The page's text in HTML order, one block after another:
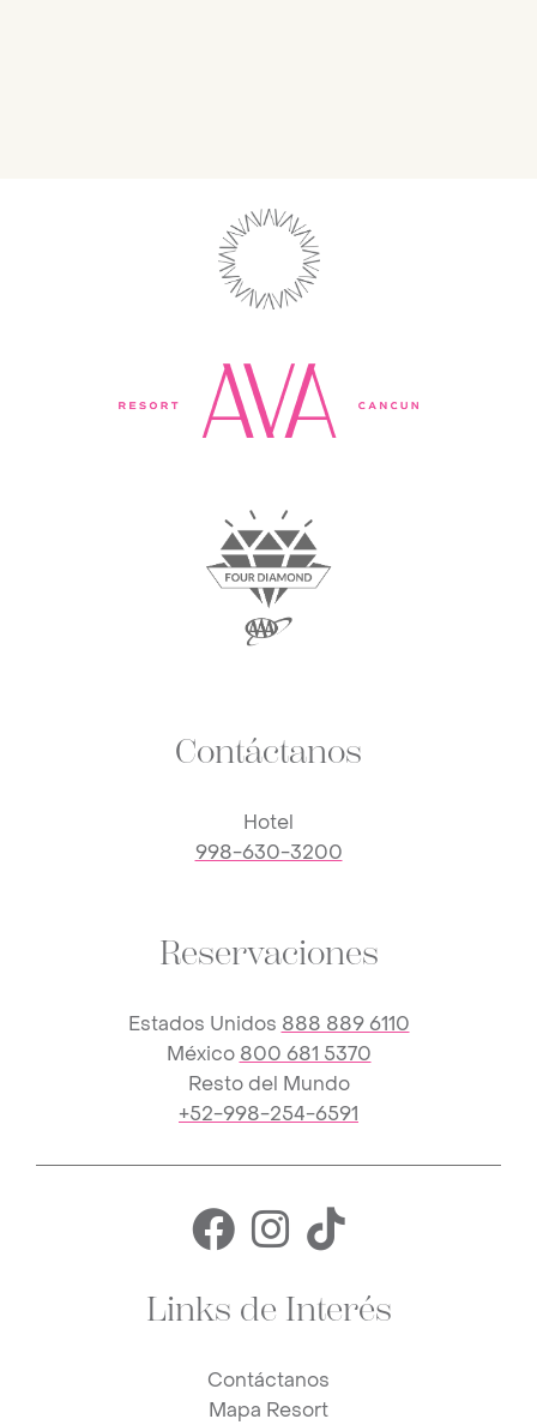
Contáctanos
Hotel
998-630-3200
Reservaciones
Estados Unidos 888 889 6110
México 800 681 5370
Resto del Mundo
+52-998-254-6591
Facebook for
Instagram
TikTok
Links de Interés
Contáctanos
Mapa Resort